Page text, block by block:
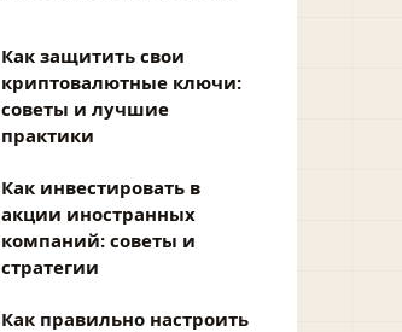
Как защитить свои
криптовалютные ключи:
советы и лучшие
практики
Как инвестировать в
акции иностранных
компаний: советы и
стратегии
Как правильно настроить